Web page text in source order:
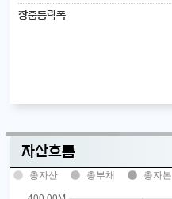
장중등락폭
자산흐름
총자산 총부채 총자본